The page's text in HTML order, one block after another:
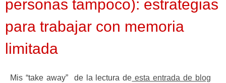
personas tampoco): estrategias
para trabajar con memoria
limitada
Mis “take away” de la lectura de esta entrada de blog